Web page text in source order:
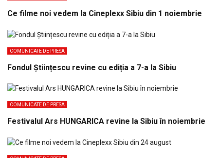
Ce filme noi vedem la Cineplexx Sibiu din 1 noiembrie
COMUNICATE DE PRESA
Fondul Științescu revine cu ediția a 7-a la Sibiu
COMUNICATE DE PRESA
Festivalul Ars HUNGARICA revine la Sibiu în noiembrie